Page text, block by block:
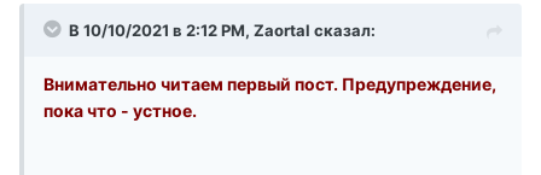
В 10/10/2021 в 2:12 PM, Zaortal сказал:
Внимательно читаем первый пост. Предупреждение,
пока что - устное.